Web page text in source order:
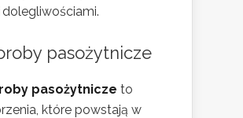
pasożytnicze
pasożytnicze to
które powstają w